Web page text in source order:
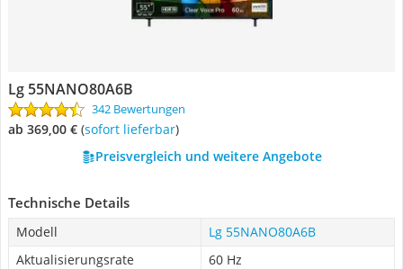
Lg 55NANO80A6B
342 Bewertungen
ab 369,00 € ( Sofort lieferbar)
Preisvergleich und weitere Angebote
Technische Details
Modell
Lg 55NANO80A6B
Aktualisierungsrate
60 Hz